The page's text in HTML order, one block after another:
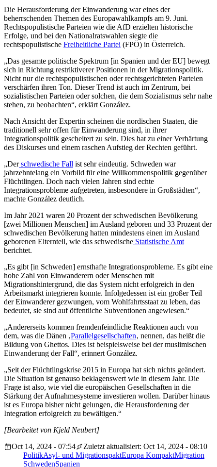
Die Herausforderung der Einwanderung war eines der
beherrschenden Themen des Europawahlkampfs am 9. Juni.
Rechtspopulistische Parteien wie die AfD erzielten historische
Erfolge, und bei den Nationalratswahlen siegte die
rechtspopulistische Freiheitliche Partei (FPÖ) in Österreich.
„Das gesamte politische Spektrum [in Spanien und der EU] bewegt
sich in Richtung restriktiverer Positionen in der Migrationspolitik.
Nicht nur die rechtspopulistischen oder rechtsgerichteten Parteien
verschärfen ihren Ton. Dieser Trend ist auch im Zentrum, bei
sozialistischen Parteien oder solchen, die dem Sozialismus sehr nahe
stehen, zu beobachten“, erklärt González.
Nach Ansicht der Expertin scheinen die nordischen Staaten, die
traditionell sehr offen für Einwanderung sind, in ihrer
Integrationspolitik gescheitert zu sein. Dies hat zu einer Verhärtung
des Diskurses und einem raschen Aufstieg der Rechten geführt.
„Der schwedische Fall ist sehr eindeutig. Schweden war
jahrzehntelang ein Vorbild für eine Willkommenspolitik gegenüber
Flüchtlingen. Doch nach vielen Jahren sind echte
Integrationsprobleme aufgetreten, insbesondere in Großstädten“,
machte González deutlich.
Im Jahr 2021 waren 20 Prozent der schwedischen Bevölkerung
[zwei Millionen Menschen] im Ausland geboren und 33 Prozent der
schwedischen Bevölkerung hatten mindestens einen im Ausland
geborenen Elternteil, wie das schwedische Statistische Amt
berichtet.
„Es gibt [in Schweden] ernsthafte Integrationsprobleme. Es gibt eine
hohe Zahl von Einwanderern oder Menschen mit
Migrationshintergrund, die das System nicht erfolgreich in den
Arbeitsmarkt integrieren konnte. Infolgedessen ist ein großer Teil
der Einwanderer gezwungen, vom Wohlfahrtsstaat zu leben, das
bedeutet, sie sind auf öffentliche Subventionen angewiesen.“
„Andererseits kommen fremdenfeindliche Reaktionen auch von
dem, was die Dänen ‚Parallelgesellschaften‚ nennen, das heißt die
Bildung von Ghettos. Dies ist beispielsweise bei der muslimischen
Einwanderung der Fall“, erinnert González.
„Seit der Flüchtlingskrise 2015 in Europa hat sich nichts geändert.
Die Situation ist genauso beklagenswert wie in diesem Jahr. Die
Frage ist also, wie viel die europäischen Gesellschaften in die
Stärkung der Aufnahmesysteme investieren wollen. Darüber hinaus
ist es Europa bisher nicht gelungen, die Herausforderung der
Integration erfolgreich zu bewältigen.“
[Bearbeitet von Kjeld Neubert]
Oct 14, 2024 - 07:54
Zuletzt aktualisiert: Oct 14, 2024 - 08:10
PolitikAsyl- und MigrationspaktEuropa KompaktMigration
SchwedenSpanien